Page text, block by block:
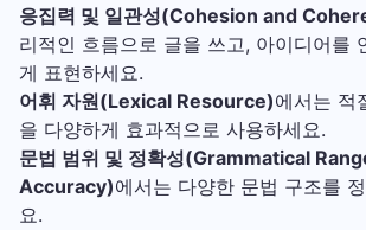
응집력 및 일관성(Cohesion and
리적인 흐름으로 글을 쓰고, 아이디어를
게 표현하세요.
어휘 자원(Lexical Resource)에서는 적
을 다양하게 효과적으로 사용하세요.
문법 범위 및 정확성(Grammatical
Accuracy)에서는 다양한 문법 구조를
요.